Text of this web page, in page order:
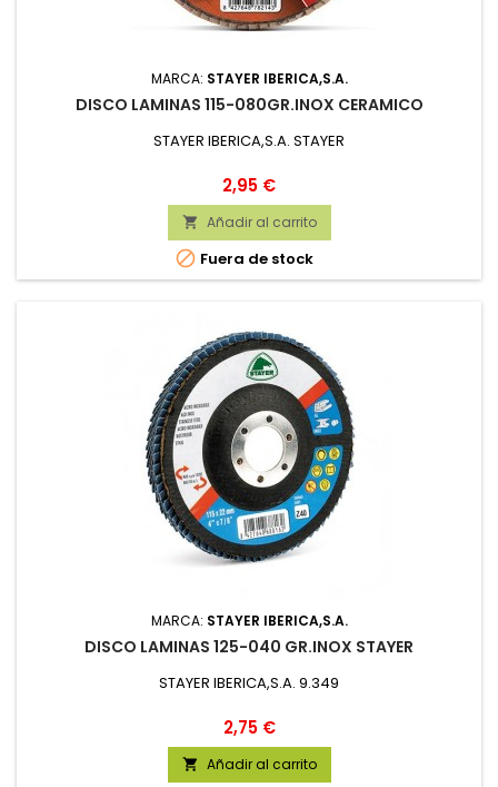
MARCA: STAYER IBERICA,S.A.
DISCO LAMINAS 115-080GR.INOX CERAMICO
STAYER IBERICA,S.A. STAYER
Precio
2,95 €
 Añadir al carrito
 Fuera de stock
MARCA: STAYER IBERICA,S.A.
DISCO LAMINAS 125-040 GR.INOX STAYER
STAYER IBERICA,S.A. 9.349
Precio
2,75 €
 Añadir al carrito